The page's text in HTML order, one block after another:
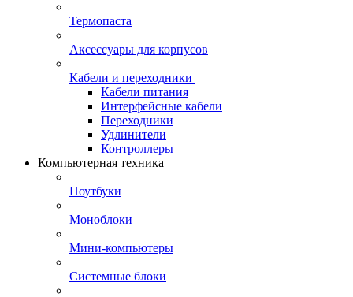
Термопаста
Аксессуары для корпусов
Кабели и переходники
Кабели питания
Интерфейсные кабели
Переходники
Удлинители
Контроллеры
Компьютерная техника
Ноутбуки
Моноблоки
Мини-компьютеры
Системные блоки